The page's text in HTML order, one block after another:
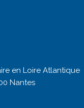
en Loire Atlantique
Nantes